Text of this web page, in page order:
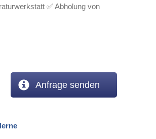
✅ Abholung von
Anfrage senden